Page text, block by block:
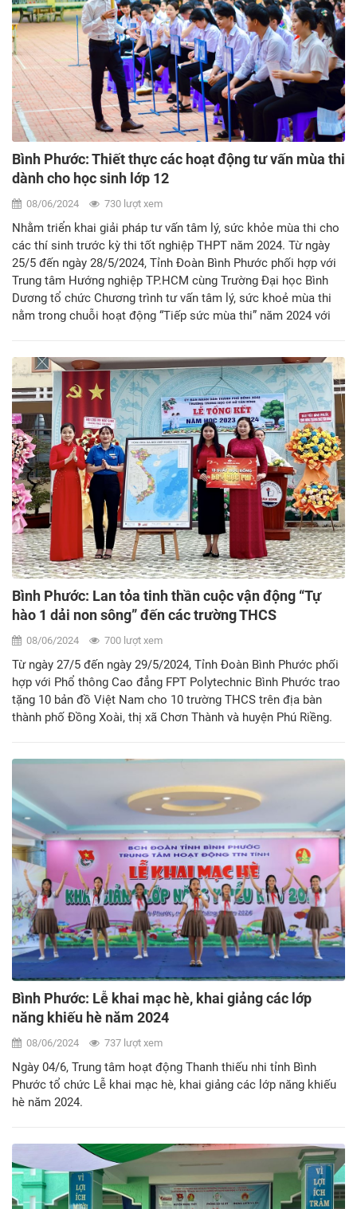
Bình Phước: Thiết thực các hoạt động tư vấn mùa thi
dành cho học sinh lớp 12
08/06/2024 730 lượt xem
Nhằm triển khai giải pháp tư vấn tâm lý, sức khỏe mùa thi cho
các thí sinh trước kỳ thi tốt nghiệp THPT năm 2024. Từ ngày
25/5 đến ngày 28/5/2024, Tỉnh Đoàn Bình Phước phối hợp với
Trung tâm Hướng nghiệp TP.HCM cùng Trường Đại học Bình
Dương tổ chức Chương trình tư vấn tâm lý, sức khoẻ mùa thi
nằm trong chuỗi hoạt động “Tiếp sức mùa thi” năm 2024 với
Bình Phước: Lan tỏa tinh thần cuộc vận động “Tự
hào 1 dải non sông” đến các trường THCS
08/06/2024 700 lượt xem
Từ ngày 27/5 đến ngày 29/5/2024, Tỉnh Đoàn Bình Phước phối
hợp với Phổ thông Cao đẳng FPT Polytechnic Bình Phước trao
tặng 10 bản đồ Việt Nam cho 10 trường THCS trên địa bàn
thành phố Đồng Xoài, thị xã Chơn Thành và huyện Phú Riềng.
Bình Phước: Lễ khai mạc hè, khai giảng các lớp
năng khiếu hè năm 2024
08/06/2024 737 lượt xem
Ngày 04/6, Trung tâm hoạt động Thanh thiếu nhi tỉnh Bình
Phước tổ chức Lễ khai mạc hè, khai giảng các lớp năng khiếu
hè năm 2024.